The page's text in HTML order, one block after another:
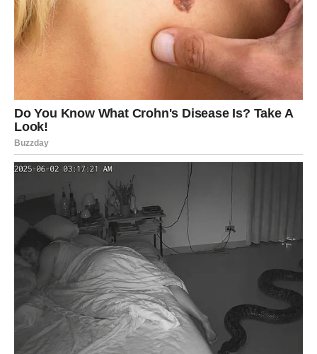
neočekivane razgovore.
Jedna osoba sada vam otkriva mnogo više nego što ste
očekivali.
Istina vam dolazi kada je najmanje
očekujete
Pred vama su veoma uzbudljivi trenuci.
JARAC
Jarčevi konačno ulaze u period tokom kojeg će jasno
razlikovati iskrene ljude od onih koji im crpe energiju.
Vrijeme je da više vjerujete sebi.
Sudbina vam vraća unutrašnju snagu